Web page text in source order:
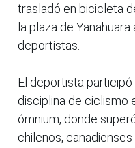
trasladó en bicicleta
la plaza de
deportistas.
El deportista
disciplina de ciclismo
ómnium, donde
chilenos,